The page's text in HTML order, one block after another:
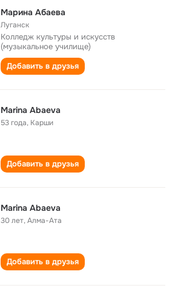
Марина Абаева
Луганск
Колледж культуры и искусств
(музыкальное училище)
Добавить в друзья
Marina Abaeva
53 года, Карши
Добавить в друзья
Marina Abaeva
30 лет,Алма-Ата
Добавить в друзья